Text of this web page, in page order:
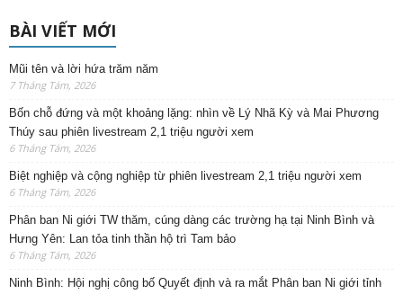
BÀI VIẾT MỚI
Mũi tên và lời hứa trăm năm
7 Tháng Tám, 2026
Bốn chỗ đứng và một khoảng lặng: nhìn về Lý Nhã Kỳ và Mai Phương
Thúy sau phiên livestream 2,1 triệu người xem
6 Tháng Tám, 2026
Biệt nghiệp và cộng nghiệp từ phiên livestream 2,1 triệu người xem
6 Tháng Tám, 2026
Phân ban Ni giới TW thăm, cúng dàng các trường hạ tại Ninh Bình và
Hưng Yên: Lan tỏa tinh thần hộ trì Tam bảo
6 Tháng Tám, 2026
Ninh Bình: Hội nghị công bố Quyết định và ra mắt Phân ban Ni giới tỉnh